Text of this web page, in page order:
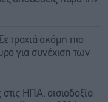
τροχιά ακόμη πιο
για συνέχιση των
ΗΠΑ, αισιοδοξία